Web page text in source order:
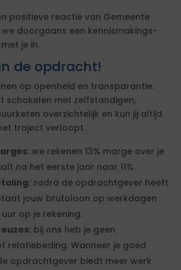
positieve reactie van Gemeente
we doorgaans een kennismakings-
je in.
de opdracht!
op openheid en transparantie.
schakelen met zelfstandigen,
overzichtelijk en kun jij altijd
traject verloopt.
we rekenen 13% marge over je
na het eerste jaar naar 11%.
zodra de opdrachtgever heeft
jouw brutoloon op werkdagen
op je rekening.
bij ons heb je geen
relatiebeding. Wanneer je goed
opdrachtgever biedt meer werk